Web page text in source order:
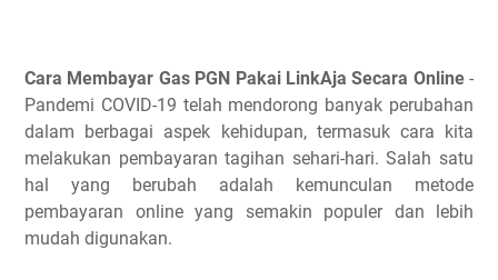
Cara Membayar Gas PGN Pakai LinkAja Secara Online-
Pandemi COVID-19 telah mendorong banyak perubahan
dalam berbagai aspek kehidupan, termasuk cara kita
melakukan pembayaran tagihan sehari-hari. Salah satu
hal yang berubah adalah kemunculan metode
pembayaran online yang semakin populer dan lebih
mudah digunakan.